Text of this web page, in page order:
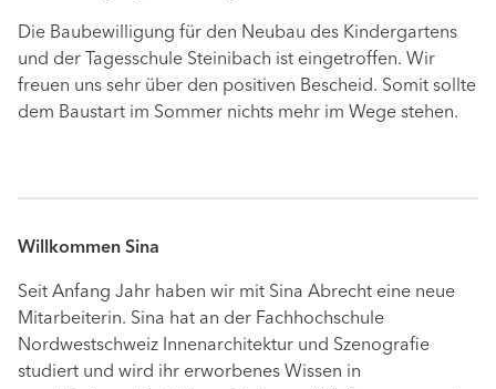
Die Baubewilligung für den Neubau des Kindergartens
und der Tagesschule Steinibach ist eingetroffen. Wir
freuen uns sehr über den positiven Bescheid. Somit sollte
dem Baustart im Sommer nichts mehr im Wege stehen.
Willkommen Sina
Seit Anfang Jahr haben wir mit Sina Abrecht eine neue
Mitarbeiterin. Sina hat an der Fachhochschule
Nordwestschweiz Innenarchitektur und Szenografie
studiert und wird ihr erworbenes Wissen in